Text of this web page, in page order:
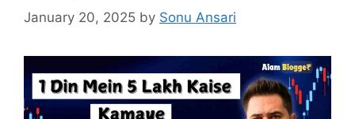
January 20, 2025 by Sonu Ansari